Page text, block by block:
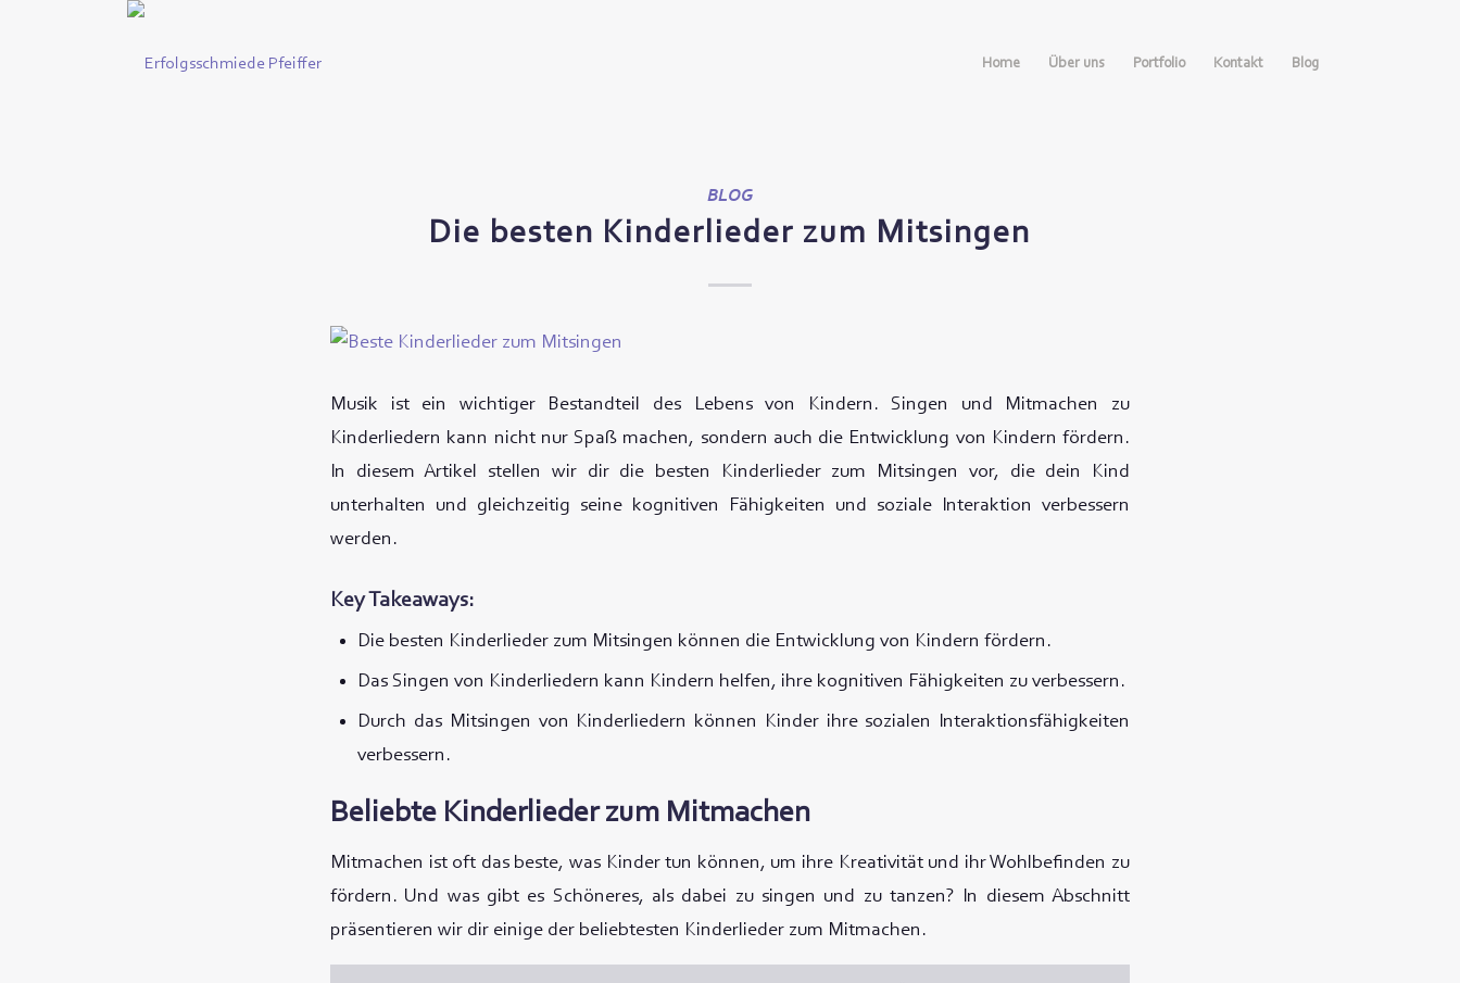
Home Über uns Portfolio Kontakt Blog
BLOG
Die besten Kinderlieder zum Mitsingen
Musik ist ein wichtiger Bestandteil des Lebens von Kindern. Singen und Mitmachen zu
Kinderliedern kann nicht nur Spaß machen, sondern auch die Entwicklung von Kindern fördern.
In diesem Artikel stellen wir dir die besten Kinderlieder zum Mitsingen vor, die dein Kind
unterhalten und gleichzeitig seine kognitiven Fähigkeiten und soziale Interaktion verbessern
werden.
Key Takeaways:
Die besten Kinderlieder zum Mitsingen können die Entwicklung von Kindern fördern.
Das Singen von Kinderliedern kann Kindern helfen, ihre kognitiven Fähigkeiten zu verbessern.
Durch das Mitsingen von Kinderliedern können Kinder ihre sozialen Interaktionsfähigkeiten
verbessern.
Beliebte Kinderlieder zum Mitmachen
Mitmachen ist oft das beste, was Kinder tun können, um ihre Kreativität und ihr Wohlbefinden zu
fördern. Und was gibt es Schöneres, als dabei zu singen und zu tanzen? In diesem Abschnitt
präsentieren wir dir einige der beliebtesten Kinderlieder zum Mitmachen.